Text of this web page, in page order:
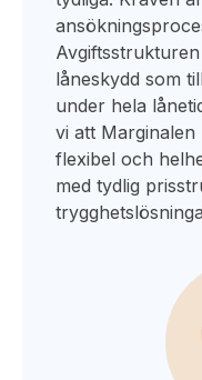
låneskydd som
under hela
vi att Marginalen
flexibel och
med tydlig